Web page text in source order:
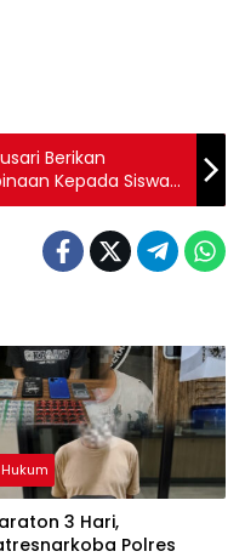
Berikan
Kepada Siswa
Hukum
3 Hari,
Polres